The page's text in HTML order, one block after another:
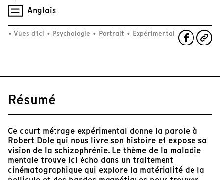
Anglais
• Vues d'ici • Psychologie • Portrait • Expérimental
Résumé
Ce court métrage expérimental donne la parole à
Robert Dole qui nous livre son histoire et expose sa
vision de la schizophrénie. Le thème de la maladie
mentale trouve ici écho dans un traitement
cinématographique qui explore la matérialité de la